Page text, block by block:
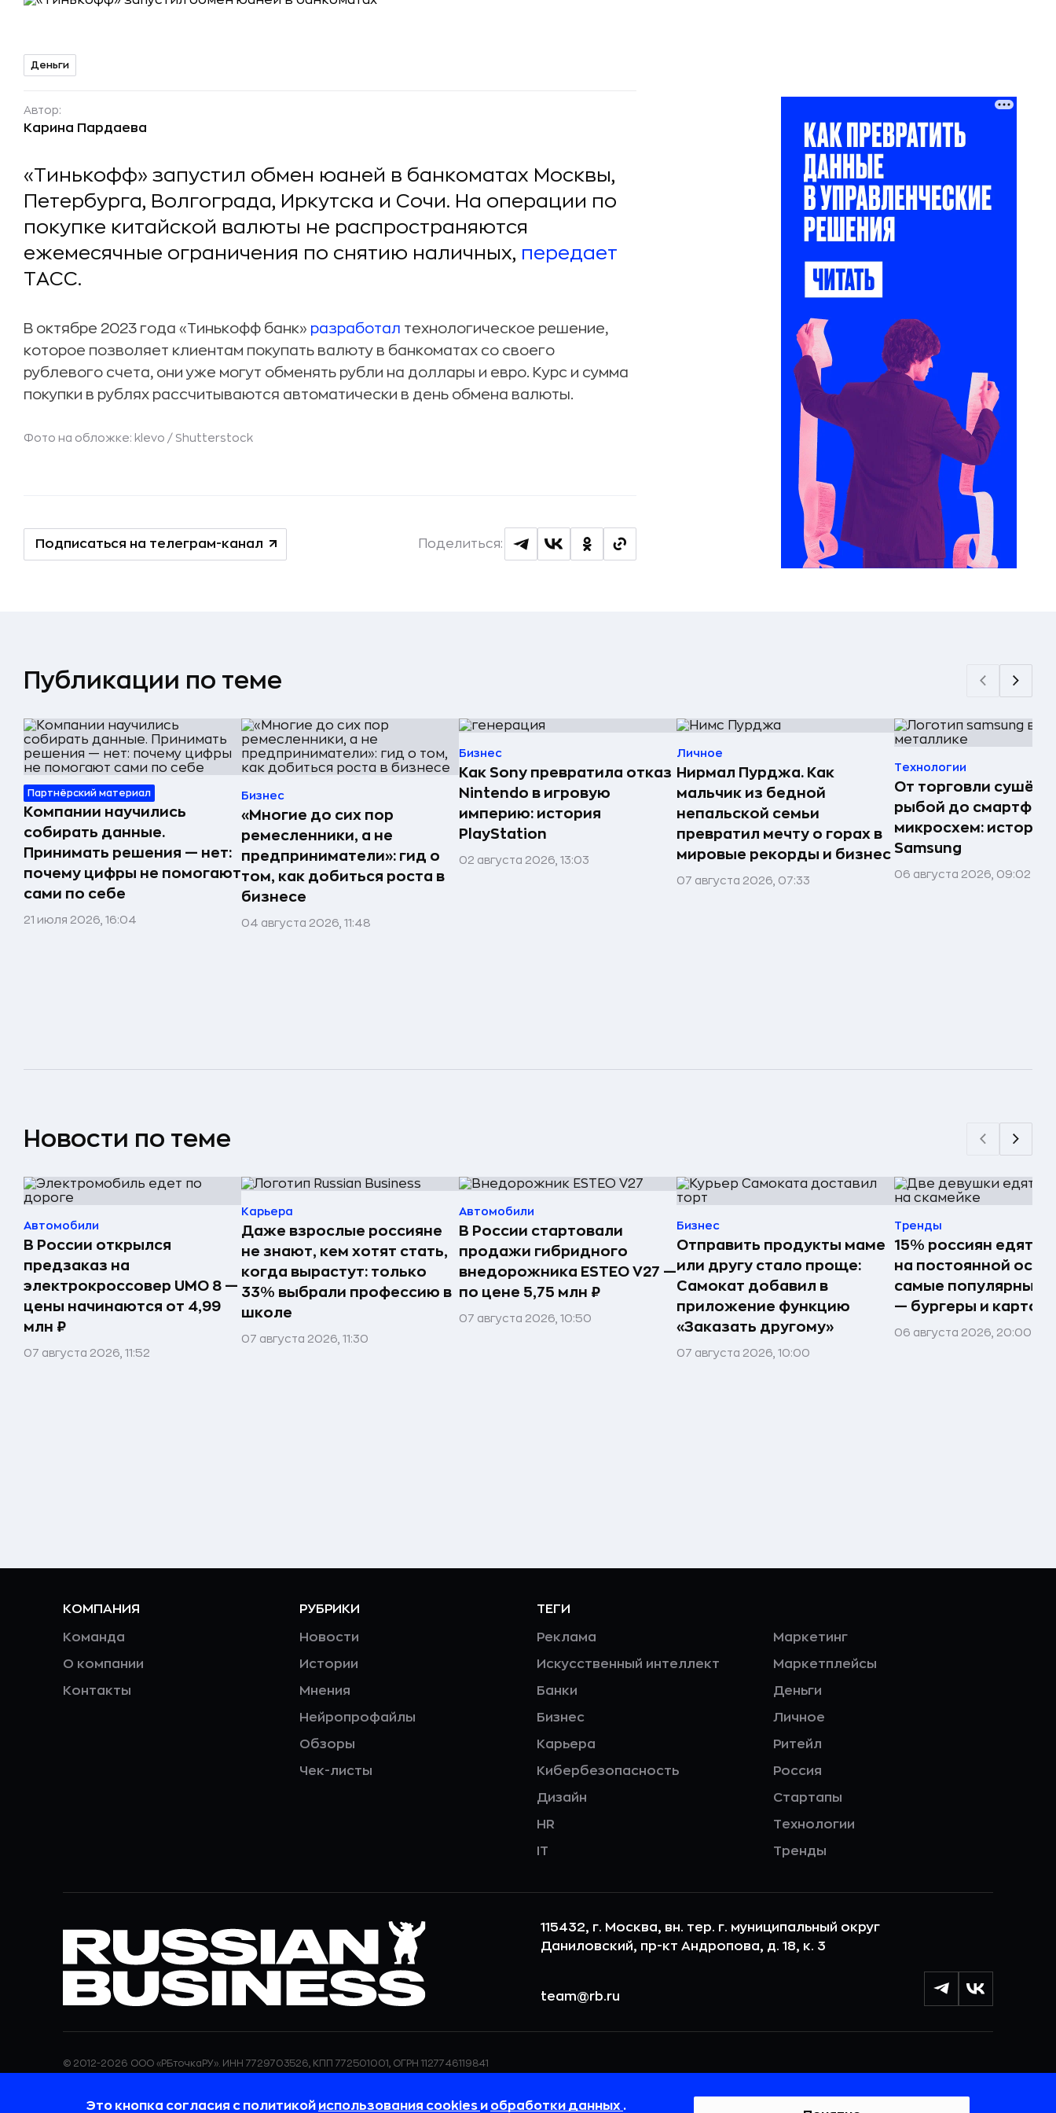
Деньги
Автор:
Карина Пардаева
«Тинькофф» запустил обмен юаней в банкоматах Москвы,
Петербурга, Волгограда, Иркутска и Сочи. На операции по
покупке китайской валюты не распространяются
ежемесячные ограничения по снятию наличных, передает
ТАСС.
В октябре 2023 года «Тинькофф банк» разработал технологическое решение,
которое позволяет клиентам покупать валюту в банкоматах со своего
рублевого счета, они уже могут обменять рубли на доллары и евро. Курс и сумма
покупки в рублях рассчитываются автоматически в день обмена валюты.
Фото на обложке: klevo / Shutterstock
Подписаться на телеграм-канал Поделиться:
Публикации по теме
Партнёрский материал
Компании научились
собирать данные.
Принимать решения — нет:
почему цифры не помогают
сами по себе
21 июля 2026, 16:04
Бизнес
«Многие до сих пор
ремесленники, а не
предприниматели»: гид о
том, как добиться роста в
бизнесе
04 августа 2026, 11:48
Бизнес
Как Sony превратила отказ
Nintendo в игровую
империю: история
PlayStation
02 августа 2026, 13:03
Личное
Нирмал Пурджа. Как
мальчик из бедной
непальской семьи
превратил мечту о горах в
мировые рекорды и бизнес
07 августа 2026, 07:33
Технологии
От торговли
рыбой до
микросхем: история
Samsung
06 августа 2026, 09:02
Новости по теме
Автомобили
В России открылся
предзаказ на
электрокроссовер UMO 8 —
цены начинаются от 4,99
млн ₽
07 августа 2026, 11:52
Карьера
Даже взрослые россияне
не знают, кем хотят стать,
когда вырастут: только
33% выбрали профессию в
школе
07 августа 2026, 11:30
Автомобили
В России стартовали
продажи гибридного
внедорожника ESTEO V27 —
по цене 5,75 млн ₽
07 августа 2026, 10:50
Бизнес
Отправить продукты маме
или другу стало проще:
Самокат добавил в
приложение функцию
«Заказать другому»
07 августа 2026, 10:00
Тренды
15% россиян едят
на постоянной
самые популярные
— бургеры и
06 августа 2026, 20:00
КОМПАНИЯ
Команда
О компании
Контакты
РУБРИКИ
Новости
Истории
Мнения
Нейропрофайлы
Обзоры
Чек-листы
ТЕГИ
Реклама
Искусственный интеллект
Банки
Бизнес
Карьера
Кибербезопасность
Дизайн
HR
IT
Маркетинг
Маркетплейсы
Деньги
Личное
Ритейл
Россия
Стартапы
Технологии
Тренды
115432, г. Москва, вн. тер. г. муниципальный округ
Даниловский, пр-кт Андропова, д. 18, к. 3
team@rb.ru
© 2012-2026 ООО «РБточкаРУ». ИНН 7729703526, КПП 772501001, ОГРН 1127746119841
требованиях к защите персональных данных отражены в Политике в отношении
повышения удобства пользования веб-сайтом. Если вы не хотите, чтобы ваши
пользовательские данные обрабатывались, пожалуйста, ограничьте их использование в
Это кнопка согласия с политикой использования cookies и обработки данных .